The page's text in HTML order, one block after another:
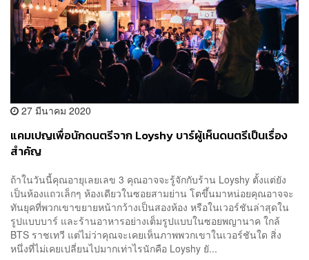
27 มีนาคม 2020
แคมเปญเพื่อนักดนตรีจาก Loyshy บาร์ผู้เห็นดนตรีเป็นเรื่อง
สำคัญ
ถ้าในวันนี้คุณอายุเลยเลข 3 คุณอาจจะรู้จักกับร้าน Loyshy ตั้งแต่ยัง
เป็นห้องแถวเล็กๆ ห้องเดียวในซอยสามย่าน โตขึ้นมาหน่อยคุณอาจจะ
ทันยุคที่พวกเขาขยายหน้ากว้างเป็นสองห้อง หรือในเวอร์ชันล่าสุดใน
รูปแบบบาร์ และร้านอาหารอย่างเต็มรูปแบบในซอยพญานาค ใกล้
BTS ราชเทวี แต่ไม่ว่าคุณจะเคยเห็นภาพพวกเขาในเวอร์ชันใด สิ่ง
หนึ่งที่ไม่เคยเปลี่ยนไปมากเท่าไรนักคือ Loyshy ยั...